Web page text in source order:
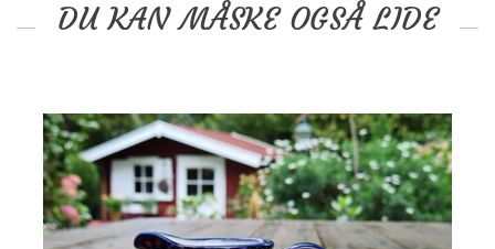
DU KAN MÅSKE OGSÅ LIDE